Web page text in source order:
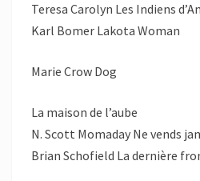
Teresa Carolyn Les Indiens
Karl Bomer Lakota Woman
Marie Crow Dog
La maison de l’aube
N. Scott Momaday Ne vends
Brian Schofield La dernière